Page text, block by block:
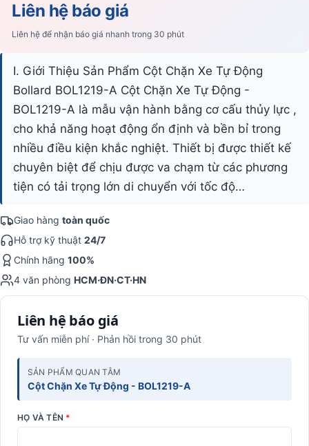
Liên hệ báo giá
Liên hệ để nhận báo giá nhanh trong 30 phút
I. Giới Thiệu Sản Phẩm Cột Chặn Xe Tự Động
Bollard BOL1219-A Cột Chặn Xe Tự Động -
BOL1219-A là mẫu vận hành bằng cơ cấu thủy lực ,
cho khả năng hoạt động ổn định và bền bỉ trong
nhiều điều kiện khắc nghiệt. Thiết bị được thiết kế
chuyên biệt để chịu được va chạm từ các phương
tiện có tải trọng lớn di chuyển với tốc độ…
Giao hàng toàn quốc
Hỗ trợ kỹ thuật 24/7
Chính hãng 100%
4 văn phòng HCM·ĐN·CT·HN
Liên hệ báo giá
Tư vấn miễn phí · Phản hồi trong 30 phút
SẢN PHẨM QUAN TÂM
Cột Chặn Xe Tự Động - BOL1219-A
HỌ VÀ TÊN *